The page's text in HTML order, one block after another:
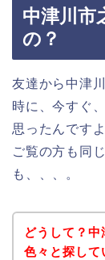
中津川市
の？
友達から中津
時に、今すぐ
思ったんです
ご覧の方も同
も、、、。
どうして？
色々と探して